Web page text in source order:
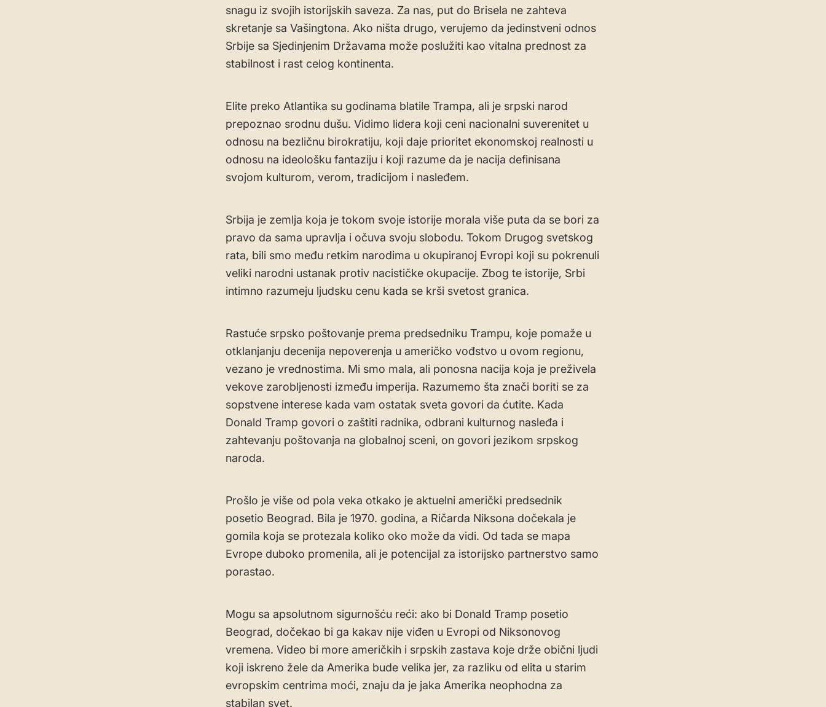
snagu iz svojih istorijskih saveza. Za nas, put do Brisela ne zahteva
skretanje sa Vašingtona. Ako ništa drugo, verujemo da jedinstveni odnos
Srbije sa Sjedinjenim Državama može poslužiti kao vitalna prednost za
stabilnost i rast celog kontinenta.
Elite preko Atlantika su godinama blatile Trampa, ali je srpski narod
prepoznao srodnu dušu. Vidimo lidera koji ceni nacionalni suverenitet u
odnosu na bezličnu birokratiju, koji daje prioritet ekonomskoj realnosti u
odnosu na ideološku fantaziju i koji razume da je nacija definisana
svojom kulturom, verom, tradicijom i nasleđem.
Srbija je zemlja koja je tokom svoje istorije morala više puta da se bori za
pravo da sama upravlja i očuva svoju slobodu. Tokom Drugog svetskog
rata, bili smo među retkim narodima u okupiranoj Evropi koji su pokrenuli
veliki narodni ustanak protiv nacističke okupacije. Zbog te istorije, Srbi
intimno razumeju ljudsku cenu kada se krši svetost granica.
Rastuće srpsko poštovanje prema predsedniku Trampu, koje pomaže u
otklanjanju decenija nepoverenja u američko vođstvo u ovom regionu,
vezano je vrednostima. Mi smo mala, ali ponosna nacija koja je preživela
vekove zarobljenosti između imperija. Razumemo šta znači boriti se za
sopstvene interese kada vam ostatak sveta govori da ćutite. Kada
Donald Tramp govori o zaštiti radnika, odbrani kulturnog nasleđa i
zahtevanju poštovanja na globalnoj sceni, on govori jezikom srpskog
naroda.
Prošlo je više od pola veka otkako je aktuelni američki predsednik
posetio Beograd. Bila je 1970. godina, a Ričarda Niksona dočekala je
gomila koja se protezala koliko oko može da vidi. Od tada se mapa
Evrope duboko promenila, ali je potencijal za istorijsko partnerstvo samo
porastao.
Mogu sa apsolutnom sigurnošću reći: ako bi Donald Tramp posetio
Beograd, dočekao bi ga kakav nije viđen u Evropi od Niksonovog
vremena. Video bi more američkih i srpskih zastava koje drže obični ljudi
koji iskreno žele da Amerika bude velika jer, za razliku od elita u starim
evropskim centrima moći, znaju da je jaka Amerika neophodna za
stabilan svet.